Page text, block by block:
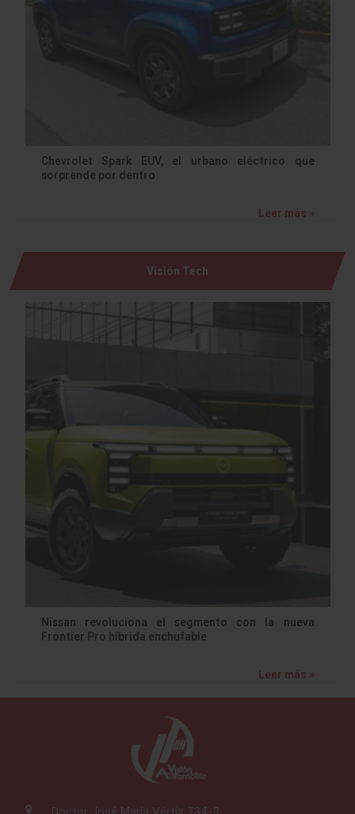
Chevrolet Spark EUV, el urbano eléctrico que
sorprende por dentro
Leer más »
Visión Tech
Nissan revoluciona el segmento con la nueva
Frontier Pro híbrida enchufable
Leer más »
Doctor José María Vértiz 734-3